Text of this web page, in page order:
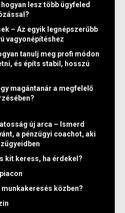
lesz több ügyfeled
– Az egyik legnépszerűbb
vagyonépítéshez
tanulj meg profi módon
és építs stabil, hosszú
magántanár a megfelelő
új arca – Ismerd
a pénzügyi coachot, aki
kit keress, ha érdekel?
közben?